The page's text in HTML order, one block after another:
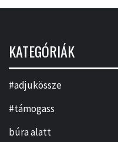
KATEGÓRIÁK
#adjukössze
#támogass
búra alatt